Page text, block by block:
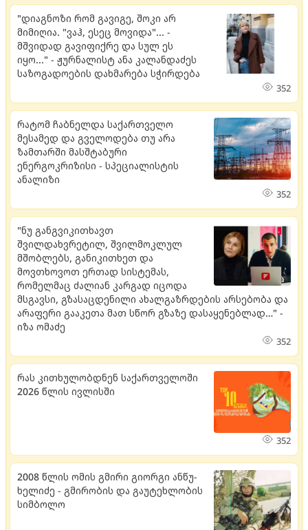
"დიაგნოზი რომ გავიგე, შოკი არ
მიმიღია. "ვაჰ, ესეც მოვიდა"... -
მშვიდად გავიფიქრე და სულ ეს
იყო..." - ჟურნალისტ ანა კალანდაძეს
საზოგადოების დახმარება სჭირდება
352
რატომ ჩაბნელდა საქართველო
მესამედ და გველოდება თუ არა
ზამთარში მასშტაბური
ენერგოკრიზისი - სპეციალისტის
ანალიზი
352
"ნუ განგვიკითხავთ
შვილდახვრეტილ, შვილმოკლულ
მშობლებს, განიკითხეთ და
მოვთხოვოთ ერთად სისტემას,
რომელმაც ძალიან კარგად იცოდა
მსგავსი, გზასაცდენილი ახალგაზრდების არსებობა და
არაფერი გააკეთა მათ სწორ გზაზე დასაყენებლად…" -
იზა ომაძე
352
რას კითხულობდნენ საქართველოში
2026 წლის ივლისში
352
2008 წლის ომის გმირი გი­ორ­გი ან­წუ­
ხე­ლი­ძე - გმი­რო­ბის და გა­უ­ტეხ­ლო­ბის
სიმ­ბო­ლო